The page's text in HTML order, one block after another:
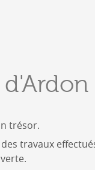
Présentation &
Géologie,
Mayens et
Hébergement
trésor.
travaux